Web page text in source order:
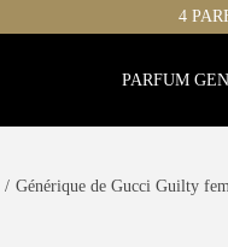
4
PARFUM
/ Générique de Gucci Guilty